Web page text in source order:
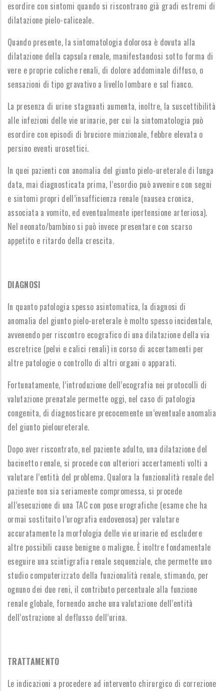
esordire con sintomi quando si riscontrano già gradi estremi di
dilatazione pielo-caliceale.
Quando presente, la sintomatologia dolorosa è dovuta alla
dilatazione della capsula renale, manifestandosi sotto forma di
vere e proprie coliche renali, di dolore addominale diffuso, o
sensazioni di tipo gravativo a livello lombare e sul fianco.
La presenza di urine stagnanti aumenta, inoltre, la suscettibilità
alle infezioni delle vie urinarie, per cui la sintomatologia può
esordire con episodi di bruciore minzionale, febbre elevata o
persino eventi urosettici.
In quei pazienti con anomalia del giunto pielo-ureterale di lunga
data, mai diagnosticata prima, l’esordio può avvenire con segni
e sintomi propri dell’insufficienza renale (nausea cronica,
associata a vomito, ed eventualmente ipertensione arteriosa).
Nel neonato/bambino si può invece presentare con scarso
appetito e ritardo della crescita.
DIAGNOSI
In quanto patologia spesso asintomatica, la diagnosi di
anomalia del giunto pielo-ureterale è molto spesso incidentale,
avvenendo per riscontro ecografico di una dilatazione della via
escretrice (pelvi e calici renali) in corso di accertamenti per
altre patologie o controllo di altri organi o apparati.
Fortunatamente, l’introduzione dell’ecografia nei protocolli di
valutazione prenatale permette oggi, nel caso di patologia
congenita, di diagnosticare precocemente un’eventuale anomalia
del giunto pieloureterale.
Dopo aver riscontrato, nel paziente adulto, una dilatazione del
bacinetto renale, si procede con ulteriori accertamenti volti a
valutare l’entità del problema. Qualora la funzionalità renale del
paziente non sia seriamente compromessa, si procede
all’esecuzione di una TAC con pose urografiche (esame che ha
ormai sostituito l’urografia endovenosa) per valutare
accuratamente la morfologia delle vie urinarie ed escludere
altre possibili cause benigne o maligne. È inoltre fondamentale
eseguire una scintigrafia renale sequenziale, che permette uno
studio computerizzato della funzionalità renale, stimando, per
ognuno dei due reni, il contributo percentuale alla funzione
renale globale, fornendo anche una valutazione dell’entità
dell’ostruzione al deflusso dell’urina.
TRATTAMENTO
Le indicazioni a procedere ad intervento chirurgico di correzione